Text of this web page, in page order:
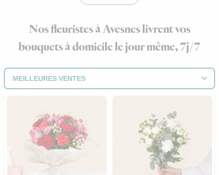
Nos fleuristes à Avesnes livrent vos
bouquets à domicile le jour même, 7j/7